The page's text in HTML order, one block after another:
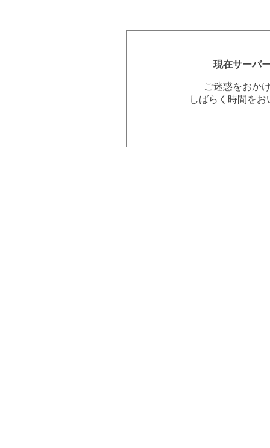
現在サーバ
ご迷惑をおか
しばらく時間を